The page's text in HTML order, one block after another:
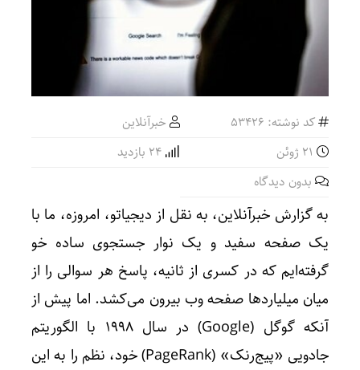
کد نوشته: 53426
خبرآنلاین
بدون دیدگاه
به گزارش خبرآنلاین، به نقل از دیجیاتو، امروزه، ما با
یک صفحه سفید و یک نوار جستجوی ساده خو
گرفته‌ایم که در کسری از ثانیه، پاسخ هر سوالی را از
میان میلیاردها صفحه وب بیرون می‌کشد. اما پیش از
آنکه گوگل (Google) در سال 1998 با الگوریتم
جادویی «پیج‌رنک» (PageRank) خود، نظم را به این